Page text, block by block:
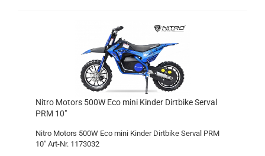
Nitro Motors 500W Eco mini Kinder Dirtbike Serval
PRM 10"
Nitro Motors 500W Eco mini Kinder Dirtbike Serval PRM
10" Art-Nr. 1173032